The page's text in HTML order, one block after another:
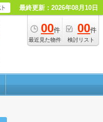
最終更新：2026年08月10日
00件
最近見た物件
00件
検討リスト